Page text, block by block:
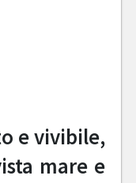
e vivibile,
mare e